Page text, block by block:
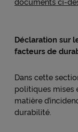
Déclaration sur
facteurs de
Dans cette
politiques mises
matière
durabilité.